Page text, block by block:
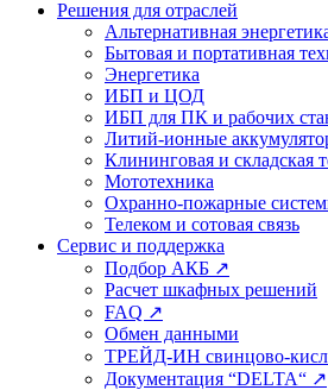
Решения для отраслей
Альтернативная
Бытовая и портативная
Энергетика
ИБП и ЦОД
ИБП для ПК и рабочих
Литий-ионные
Клининговая и складская
Мототехника
Охранно-пожарные
Телеком и сотовая связь
Сервис и поддержка
Подбор АКБ ↗
Расчет шкафных решений
FAQ ↗
Обмен данными
ТРЕЙД-ИН свинцово-
Документация “DELTA“ ↗